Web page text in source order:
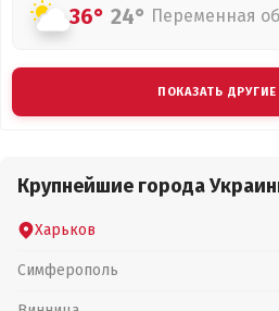
36° 24° Переменная
ПОКАЗАТЬ
Крупнейшие города
Харьков
Симферополь